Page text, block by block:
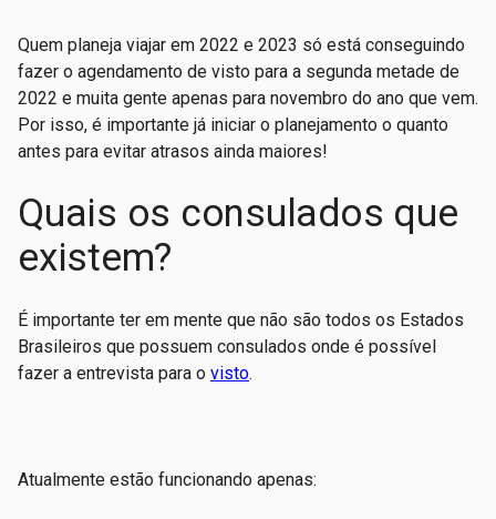
Quem planeja viajar em 2022 e 2023 só está conseguindo
fazer o agendamento de visto para a segunda metade de
2022 e muita gente apenas para novembro do ano que vem.
Por isso, é importante já iniciar o planejamento o quanto
antes para evitar atrasos ainda maiores!
Quais os consulados que
existem?
É importante ter em mente que não são todos os Estados
Brasileiros que possuem consulados onde é possível
fazer a entrevista para o visto.
Atualmente estão funcionando apenas: